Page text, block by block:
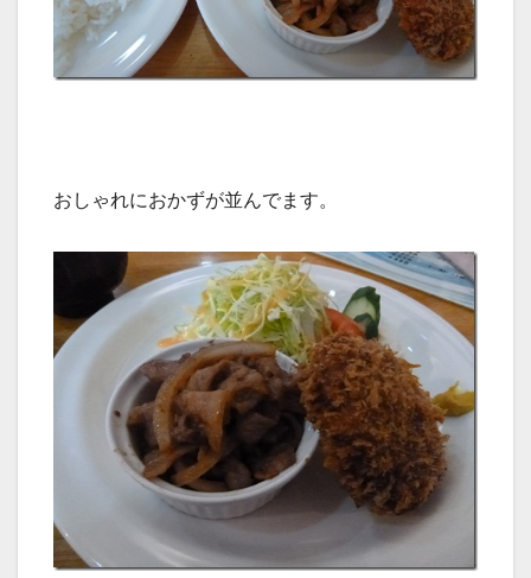
おしゃれにおかずが並んでます。